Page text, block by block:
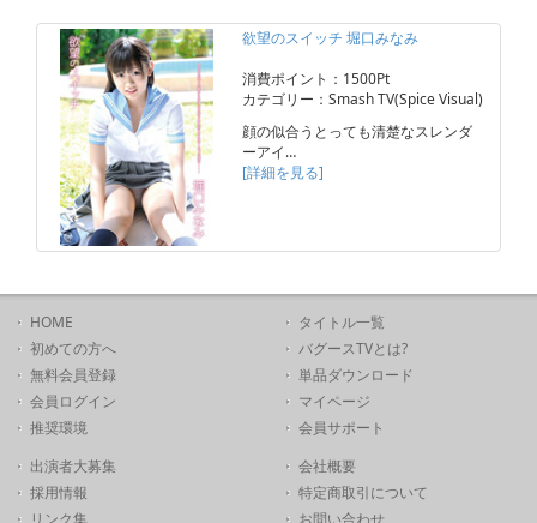
欲望のスイッチ 堀口みなみ
消費ポイント：1500Pt
カテゴリー：Smash TV(Spice Visual)
顔の似合うとっても清楚なスレンダ
ーアイ…
[詳細を見る]
HOME
初めての方へ
無料会員登録
会員ログイン
推奨環境
タイトル一覧
バグースTVとは?
単品ダウンロード
マイページ
会員サポート
出演者大募集
採用情報
リンク集
会社概要
特定商取引について
お問い合わせ